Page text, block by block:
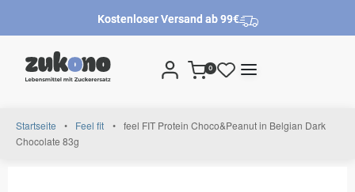
Kostenloser Versand ab 99€
0
Startseite • Feel fit • feel FIT Protein Choco&Peanut in Belgian Dark
Chocolate 83g